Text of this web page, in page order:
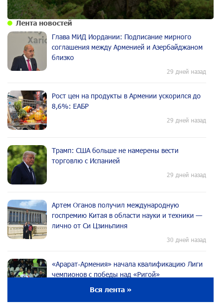
Лента новостей
Глава МИД Иордании: Подписание мирного
соглашения между Арменией и Азербайджаном
близко
29 дней назад
Рост цен на продукты в Армении ускорился до
8,6%: ЕАБР
29 дней назад
Трамп: США больше не намерены вести
торговлю с Испанией
29 дней назад
Артем Оганов получил международную
госпремию Китая в области науки и техники —
лично от Си Цзиньпиня
30 дней назад
«Арарат‑Армения» начала квалификацию Лиги
чемпионов с победы над «Ригой»
Вся лента »